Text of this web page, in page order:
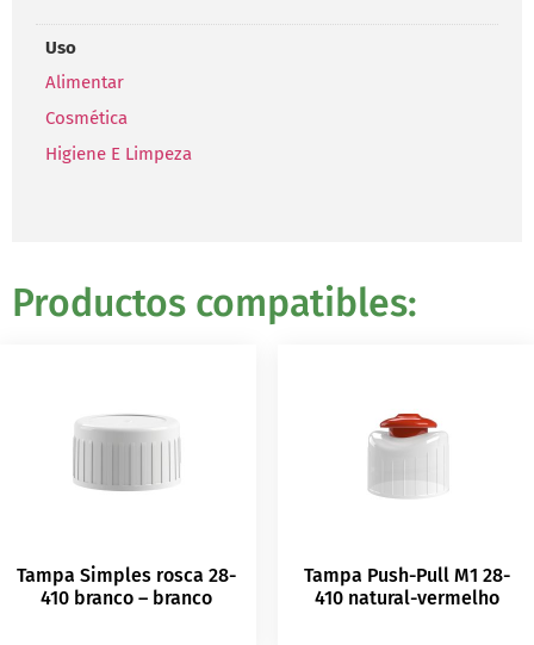
Uso
Alimentar
Cosmética
Higiene E Limpeza
Productos compatibles:
Tampa Simples rosca 28-
410 branco – branco
Tampa Push-Pull M1 28-
410 natural-vermelho